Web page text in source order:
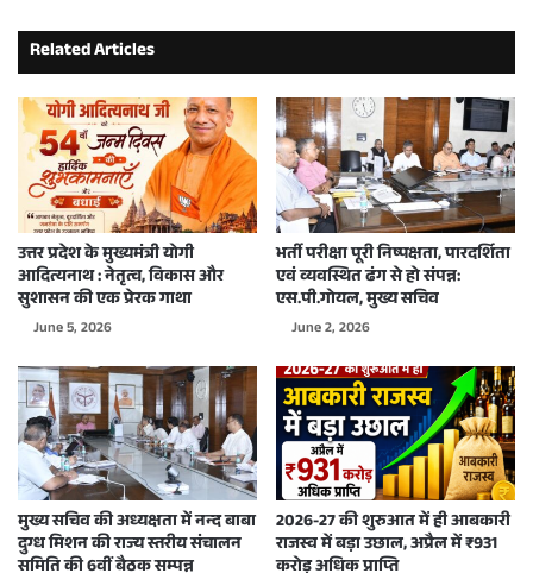
Related Articles
उत्तर प्रदेश के मुख्यमंत्री योगी
आदित्यनाथ : नेतृत्व, विकास और
सुशासन की एक प्रेरक गाथा
June 5, 2026
भर्ती परीक्षा पूरी निष्पक्षता, पारदर्शिता
एवं व्यवस्थित ढंग से हो संपन्न:
एस.पी.गोयल, मुख्य सचिव
June 2, 2026
मुख्य सचिव की अध्यक्षता में नन्द बाबा
दुग्ध मिशन की राज्य स्तरीय संचालन
2026-27 की शुरुआत में ही आबकारी
राजस्व में बड़ा उछाल, अप्रैल में ₹931